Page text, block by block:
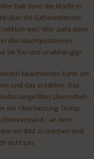
hält denn die Macht in
über die Geheimdienste
wer? Wer zieht denn
den Machtpositionen
sie frei und unabhängig?
beantworten kann. Ich
und das erzählen. Das
ungefiltert übermitteln.
der Übersetzung. Trump
( an dem
ein Bild zu machen und
nicht tun.